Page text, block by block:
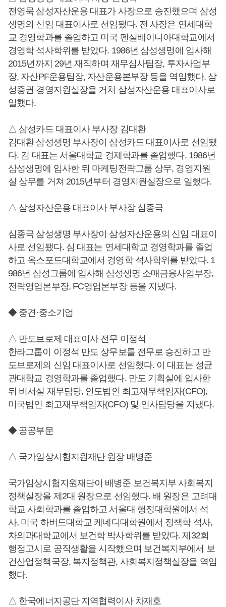
전영묵 삼성자산운용 대표가 사장으로 승진했으며 삼성
생명의 신임 대표이사로 선임됐다. 전 사장은 연세대학
교 경영학과를 졸업하고 미국 펜실베이니아대학교에서
경영학 석사학위를 받았다. 1986년 삼성생명에 입사해
2015년까지 29년 재직하며 재무심사팀장, 투자사업부
장, 자산PF운용팀장, 자산운용본부장 등을 역임했다. 삼
성증권 경영지원실장을 거쳐 삼성자산운용 대표이사로
일했다.
△ 삼성카드 대표이사 부사장 김대환
김대환 삼성생명 부사장이 삼성카드 대표이사로 선임됐
다. 김 대표는 서울대학교 경제학과를 졸업했다. 1986년
삼성생명에 입사한 뒤 마케팅전략그룹 상무, 경영지원
실 상무를 거쳐 2015년부터 경영지원실장으로 일했다.
△ 삼성자산운용 대표이사 부사장 심종극
심종극 삼성생명 부사장이 삼성자산운용의 신임 대표이
사로 선임됐다. 심 대표는 연세대학교 경영학과를 졸업
하고 옥스포드대학교에서 경영학 석사학위를 받았다. 1
986년 삼성그룹에 입사해 삼성생명 소매금융사업부장,
전략영업본부장, FC영업본부장 등을 지냈다.
◆ 중견·중소기업
△ 만도브로제 대표이사 전무 이정석
한라그룹이 이정석 만도 상무보를 전무로 승진하고 만
도브로제의 신임 대표이사로 선임했다. 이 대표는 성균
관대학교 경영학과를 졸업했다. 만도 기획실에 입사한
뒤 비서실 재무담당, 인도법인 최고재무책임자(CFO),
미국법인 최고재무책임자(CFO) 및 인사담당을 지냈다.
◆ 공공부문
△ 국가임상시험지원재단 원장 배병준
국가임상시험지원재단이 배병준 보건복지부 사회복지
정책실장을 제2대 원장으로 선임했다. 배 원장은 고려대
학교 사회학과를 졸업하고 서울대 행정대학원에서 석
사, 미국 하버드대학교 케네디대학원에서 정책학 석사,
차의과대학교에서 보건학 박사학위를 받았다. 제32회
행정고시로 공직생활을 시작했으며 보건복지부에서 보
건산업정책국장, 복지정책관, 사회복지정책실장을 역임
했다.
△ 한국에너지공단 지역협력이사 차재호